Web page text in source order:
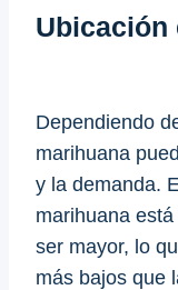
Ubicación
Dependiendo
marihuana
y la demanda.
marihuana
ser mayor, lo
más bajos que